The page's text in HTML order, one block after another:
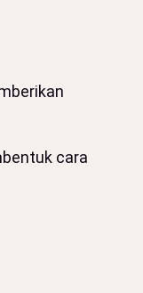
cara